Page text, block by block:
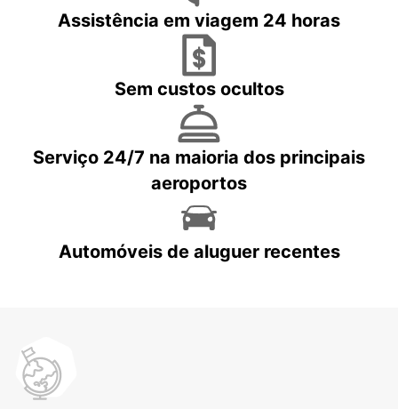
Assistência em viagem 24 horas
Sem custos ocultos
Serviço 24/7 na maioria dos principais
aeroportos
Automóveis de aluguer recentes